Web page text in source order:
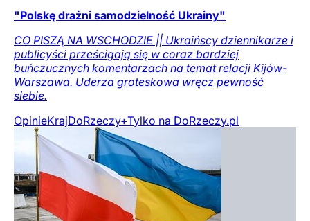
"Polskę drażni samodzielność Ukrainy"
CO PISZĄ NA WSCHODZIE || Ukraińscy dziennikarze i
publicyści prześcigają się w coraz bardziej
buńczucznych komentarzach na temat relacji Kijów-
Warszawa. Uderza groteskowa wręcz pewność
siebie.
OpinieKrajDoRzeczy+Tylko na DoRzeczy.pl